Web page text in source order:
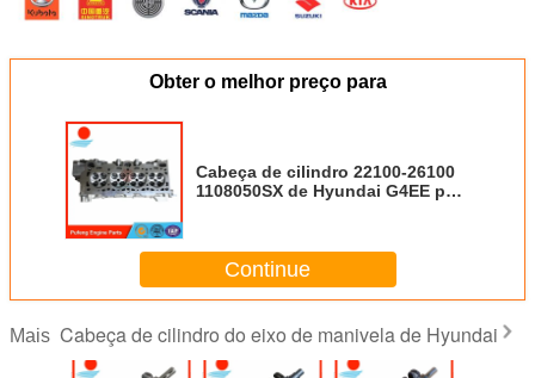
Obter o melhor preço para
Cabeça de cilindro 22100-26100
1108050SX de Hyundai G4EE para
Continue
Mais Cabeça de cilindro do eixo de manivela de Hyundai